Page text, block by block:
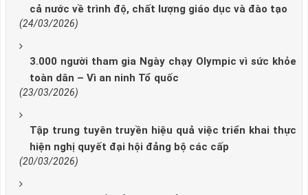
cả nước về trình độ, chất lượng giáo dục và đào tạo
(24/03/2026)
3.000 người tham gia Ngày chạy Olympic vì sức khỏe
toàn dân – Vì an ninh Tổ quốc
(23/03/2026)
Tập trung tuyên truyền hiệu quả việc triển khai thực
hiện nghị quyết đại hội đảng bộ các cấp
(20/03/2026)